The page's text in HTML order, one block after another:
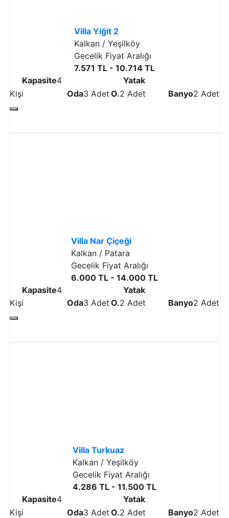
Villa Yiğit 2
Kalkan / Yeşilköy
Gecelik Fiyat Aralığı
7.571 TL - 10.714 TL
Kapasite4
Kişi
Oda3 Adet
Yatak
O.2 Adet Banyo2 Adet
Villa Nar Çiçeği
Kalkan / Patara
Gecelik Fiyat Aralığı
6.000 TL - 14.000 TL
Kapasite4
Kişi
Oda3 Adet
Yatak
O.2 Adet Banyo2 Adet
Villa Turkuaz
Kalkan / Yeşilköy
Gecelik Fiyat Aralığı
4.286 TL - 11.500 TL
Kapasite4
Kişi
Oda3 Adet
Yatak
O.2 Adet Banyo2 Adet